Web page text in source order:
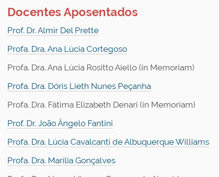
Docentes Aposentados
Prof. Dr. Almir Del Prette
Profa. Dra. Ana Lúcia Cortegoso
Profa. Dra. Ana Lúcia Rositto Aiello (in Memoriam)
Profa. Dra. Dóris Lieth Nunes Peçanha
Profa. Dra. Fátima Elizabeth Denari (in Memoriam)
Prof. Dr. João Ângelo Fantini
Profa. Dra. Lúcia Cavalcanti de Albuquerque Williams
Profa. Dra. Marília Gonçalves